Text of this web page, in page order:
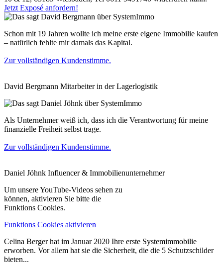
Jetzt Exposé anfordern!
Schon mit 19 Jahren wollte ich meine erste eigene Immobilie kaufen
– natürlich fehlte mir damals das Kapital.
Zur vollständigen Kundenstimme.
David Bergmann Mitarbeiter in der Lagerlogistik
Als Unternehmer weiß ich, dass ich die Verantwortung für meine
finanzielle Freiheit selbst trage.
Zur vollständigen Kundenstimme.
Daniel Jöhnk Influencer & Immobilienunternehmer
Um unsere YouTube-Videos sehen zu
können, aktivieren Sie bitte die
Funktions Cookies.
Funktions Cookies aktivieren
Celina Berger hat im Januar 2020 Ihre erste Systemimmobilie
erworben. Vor allem hat sie die Sicherheit, die die 5 Schutzschilder
bieten...